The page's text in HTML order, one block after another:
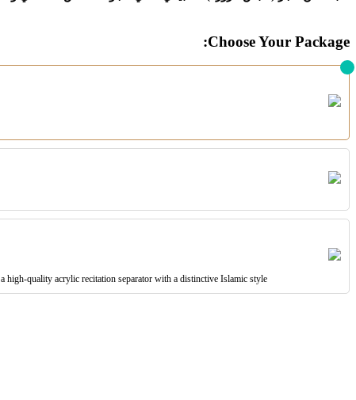
Choose Your Package:
quality acrylic recitation separator with a distinctive Islamic style.